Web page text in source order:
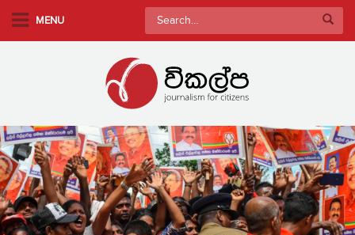
m
a
i
n
c
o
MENU
Search
for: